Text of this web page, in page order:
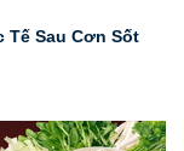
Tế Sau Cơn Sốt